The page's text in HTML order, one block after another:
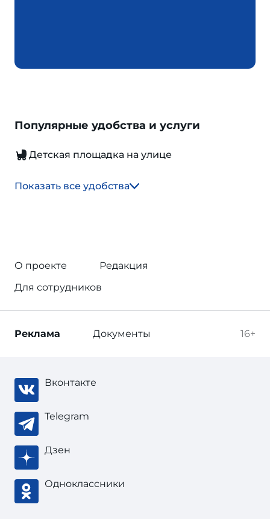
Популярные удобства и услуги
Детская площадка на улице
Показать все удобства
О проекте
Редакция
Для сотрудников
16+
Реклама Документы
Вконтакте
Telegram
Дзен
Одноклассники